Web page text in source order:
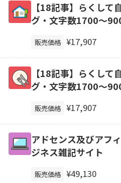
【18記事】らくして
グ・文字数1700～
販売価格 ¥17,907
【18記事】らくして
グ・文字数1700～
販売価格 ¥17,907
アドセンス及びアフ
ジネス雑記サイト
販売価格 ¥49,130